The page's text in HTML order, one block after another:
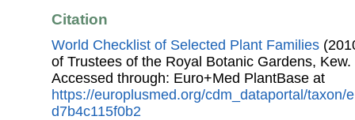
Citation
World Checklist of Selected Plant Families
of Trustees of the Royal Botanic Gardens, Kew.
Accessed through: Euro+Med PlantBase at
https://europlusmed.org/cdm_dataportal/taxon/
d7b4c115f0b2